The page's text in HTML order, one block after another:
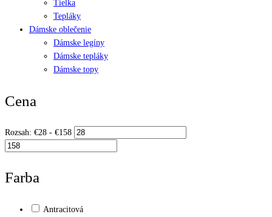
Tielka
Tepláky
Dámske oblečenie
Dámske legíny
Dámske tepláky
Dámske topy
Cena
Rozsah: €28 - €158
Farba
Antracitová